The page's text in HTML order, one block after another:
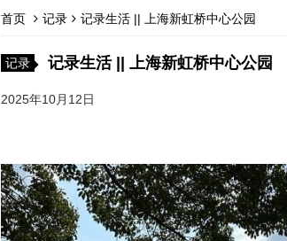
首页 记录 记录生活 || 上海新虹桥中心公园
记录 记录生活 || 上海新虹桥中心公园
2025年10月12日